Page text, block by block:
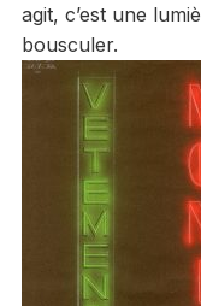
agit, c’est une
bousculer.